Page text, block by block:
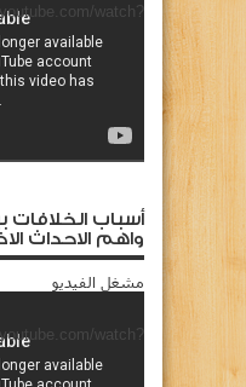
watch?
أسباب الخلافات
واهم الاحداث
مشغل الفيديو
watch?